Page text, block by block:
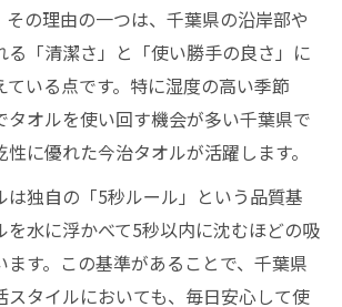
その理由の一つは、千葉県の沿岸部や
る「清潔さ」と「使い勝手の良さ」に
いる点です。特に湿度の高い季節
タオルを使い回す機会が多い千葉県で
に優れた今治タオルが活躍します。
は独自の「5秒ルール」という品質基
を水に浮かべて5秒以内に沈むほどの吸
す。この基準があることで、千葉県
スタイルにおいても、毎日安心して使